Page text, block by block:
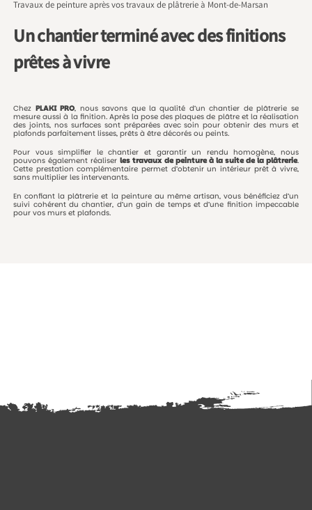
Travaux de peinture après vos travaux de plâtrerie à Mont-de-Marsan
Un chantier terminé avec des finitions
prêtes à vivre
Chez PLAKIPRO, noussavons que laqualité d’unchantier deplâtrerie se
mesureaussià la finition. Après laposedesplaquesde plâtre et la réalisation
desjoints, nos surfaces sont préparées avecsoinpourobtenirdes murs et
plafondsparfaitementlisses,prêtsàêtredécorésoupeints.
Pour voussimplifier lechantier et garantirun renduhomogène, nous
pouvonségalementréaliserlestravaux depeintureà la suitedela plâtrerie.
Cette prestationcomplémentairepermet d’obtenirun intérieur prêtà vivre,
sansmultiplierlesintervenants.
Enconfiantlaplâtrerieet la peinture au même artisan, vous bénéficiez d’un
suivi cohérent duchantier, d’un gainde temps etd’une finition impeccable
pourvosmursetplafonds.